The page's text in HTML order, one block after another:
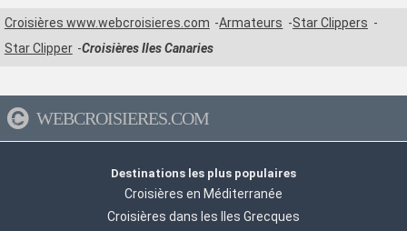
Croisières www.webcroisieres.com Armateurs
Star Clippers
Star Clipper
Croisières Iles Canaries
WEBCROISIERES.COM
Destinations les plus populaires
Croisières en Méditerranée
Croisières dans les Iles Grecques